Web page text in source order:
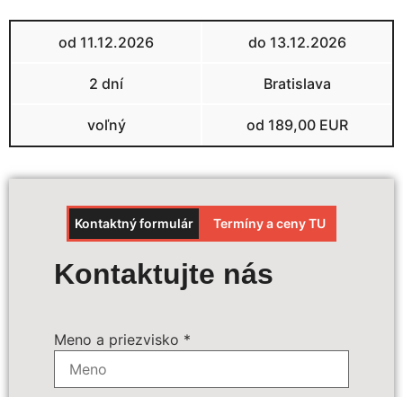
od 11.12.2026 do 13.12.2026
2 dní Bratislava
voľný od 189,00 EUR
Kontaktný formulár Termíny a ceny TU
Kontaktujte nás
Meno a priezvisko *
Výpočet ceny
Povinné príplatky: